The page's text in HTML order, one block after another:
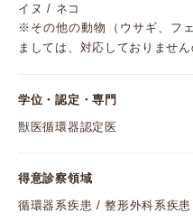
イヌ / ネコ
※その他の動物（ウサギ、フ
ましては、対応しておりません
学位・認定・専門
獣医循環器認定医
得意診察領域
循環器系疾患 / 整形外科系疾